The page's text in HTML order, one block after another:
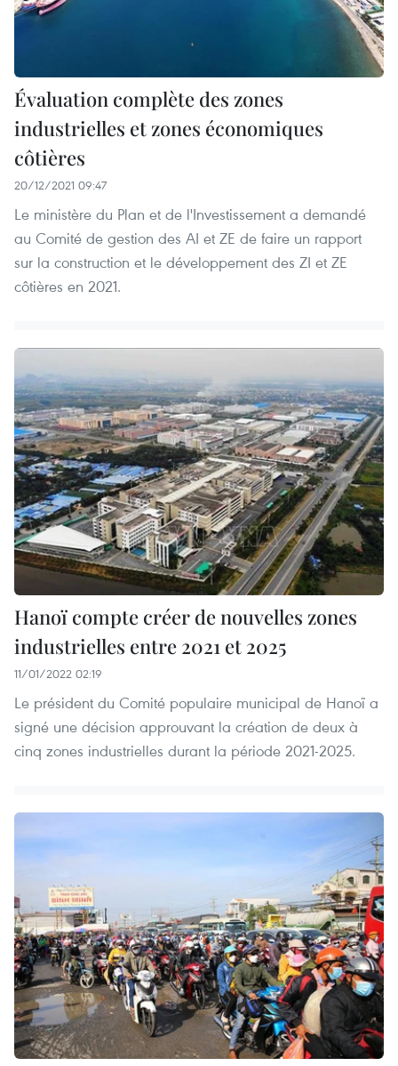
Évaluation complète des zones
industrielles et zones économiques
côtières
20/12/2021 09:47
Le ministère du Plan et de l'Investissement a demandé
au Comité de gestion des AI et ZE de faire un rapport
sur la construction et le développement des ZI et ZE
côtières en 2021.
Hanoï compte créer de nouvelles zones
industrielles entre 2021 et 2025
11/01/2022 02:19
Le président du Comité populaire municipal de Hanoï a
signé une décision approuvant la création de deux à
cinq zones industrielles durant la période 2021-2025.